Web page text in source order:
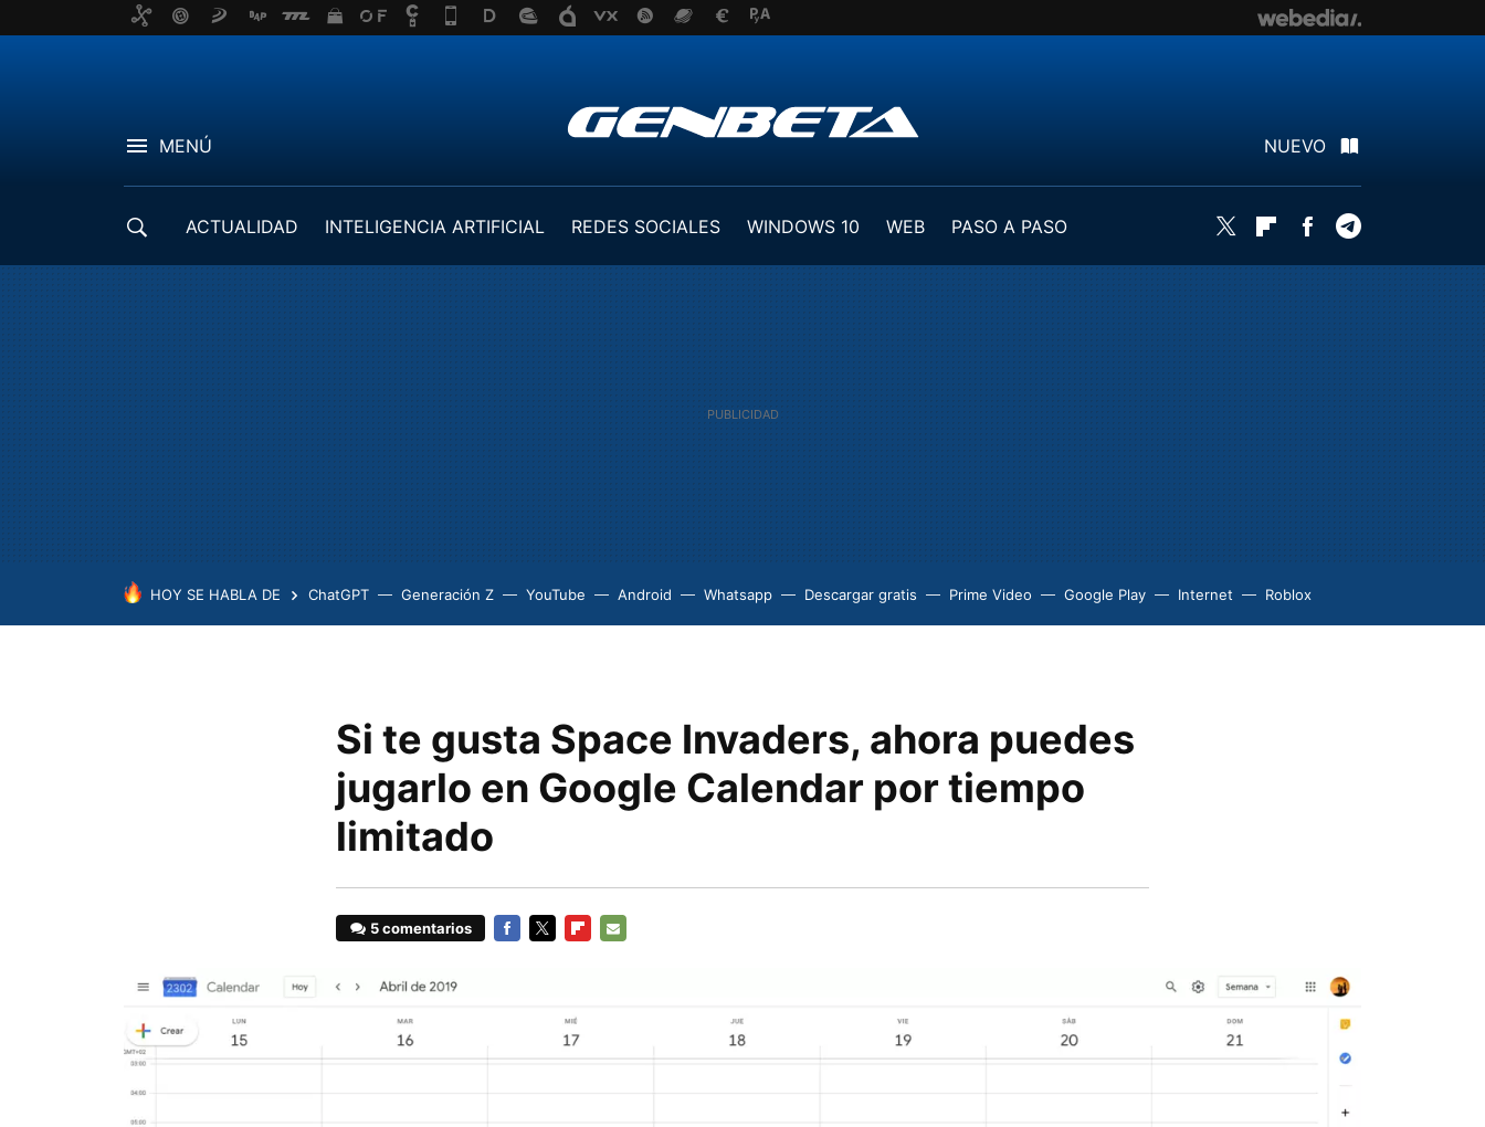
MENÚ NUEVO
ACTUALIDAD INTELIGENCIA ARTIFICIAL REDES SOCIALES WINDOWS 10 WEB
PASO A PASO
Twitter FlipboardFacebook
HOY SE HABLA DE ChatGPT Generación Z YouTube Android Whatsapp Descargar gratis Prime Video Google Play Internet Roblox
Si te gusta Space Invaders, ahora puedes
jugarlo en Google Calendar por tiempo
limitado
5 comentarios